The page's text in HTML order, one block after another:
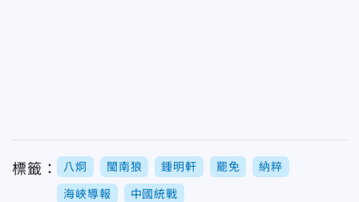
標籤： 八炯 閩南狼 鍾明軒 罷免 納粹
海峽導報 中國統戰